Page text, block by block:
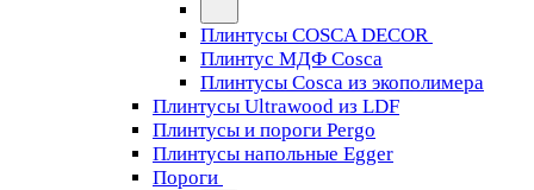
Плинтусы COSCA DECOR
Плинтус МДФ Cosca
Плинтусы Cosca из экополимера
Плинтусы Ultrawood из LDF
Плинтусы и пороги Pergo
Плинтусы напольные Egger
Пороги